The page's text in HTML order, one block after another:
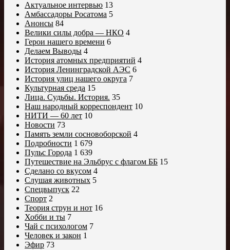
Актуальное интервью 13
Амбассадоры Росатома 5
Анонсы 84
Велики силы добра — НКО 4
Герои нашего времени 6
Делаем Выводы 4
История атомных предприятий 4
История Ленинградской АЭС 6
История улиц нашего округа 7
Культурная среда 15
Лица. Судьбы. История. 35
Наш народный корреспондент 10
НИТИ — 60 лет 10
Новости 73
Память земли сосновоборской 4
Подробности 1 679
Пульс Города 1 639
Путешествие на Эльбрус с флагом ББ 15
Сделано со вкусом 4
Слушая животных 5
Спецвыпуск 22
Спорт 2
Теория струн и нот 16
Хобби и ты 7
Чай с психологом 7
Человек и закон 1
Эфир 73